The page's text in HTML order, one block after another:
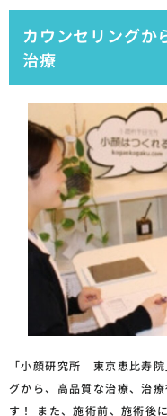
カウンセリングか
治療
「小顔研究所 東京恵比寿
グから、高品質な治療、治
す！ また、施術前、施術後